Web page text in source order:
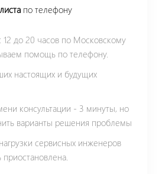
по телефону
до 20 часов по Московскому
помощь по телефону.
настоящих и будущих
консультации - 3 минуты, но
варианты решения проблемы
сервисных инженеров